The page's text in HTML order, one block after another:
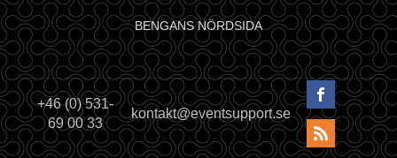
BENGANS NÖRDSIDA
+46 (0) 531-
69 00 33
kontakt@eventsupport.se